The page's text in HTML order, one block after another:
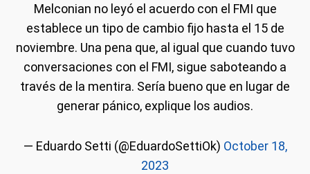
Melconian no leyó el acuerdo con el FMI que
establece un tipo de cambio fijo hasta el 15 de
noviembre. Una pena que, al igual que cuando tuvo
conversaciones con el FMI, sigue saboteando a
través de la mentira. Sería bueno que en lugar de
generar pánico, explique los audios.
— Eduardo Setti (@EduardoSettiOk) October 18,
2023